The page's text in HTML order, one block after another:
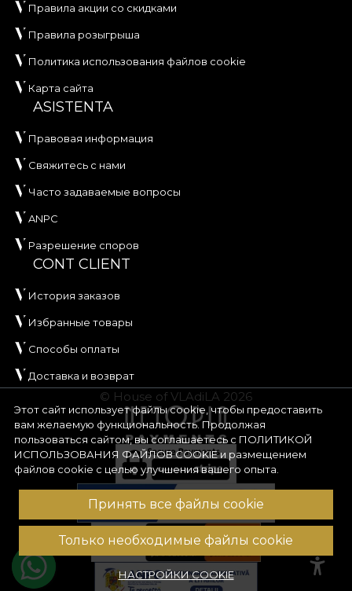
Этот сайт использует файлы cookie, чтобы предоставить
вам желаемую функциональность. Продолжая
пользоваться сайтом, вы соглашаетесь с ПОЛИТИКОЙ
ИСПОЛЬЗОВАНИЯ ФАЙЛОВ COOKIEи размещением
файлов cookie с целью улучшения вашего опыта.
Принять все файлы cookie
Только необходимые файлы cookie
НАСТРОЙКИ COOKIE
Правила акции со скидками
Правила розыгрыша
Политика использования файлов cookie
Карта сайта
ASISTENTA
Правовая информация
Свяжитесь с нами
Часто задаваемые вопросы
ANPC
Разрешение споров
CONT CLIENT
История заказов
Избранные товары
Способы оплаты
Доставка и возврат
© House of VLAdiLA 2026